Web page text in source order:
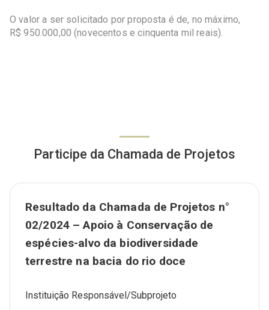
O valor a ser solicitado por proposta é de, no máximo,
R$ 950.000,00 (novecentos e cinquenta mil reais).
Participe da Chamada de Projetos
Resultado da Chamada de Projetos n°
02/2024 – Apoio à Conservação de
espécies-alvo da biodiversidade
terrestre na bacia do rio doce
Instituição Responsável/Subprojeto